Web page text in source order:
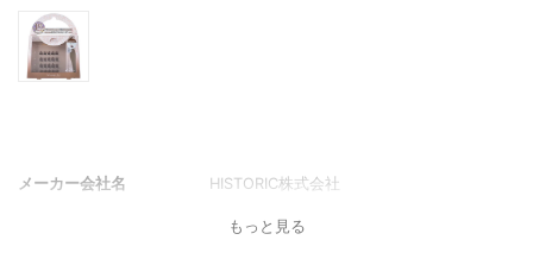
メーカー会社名 HISTORIC株式会社
もっと見る